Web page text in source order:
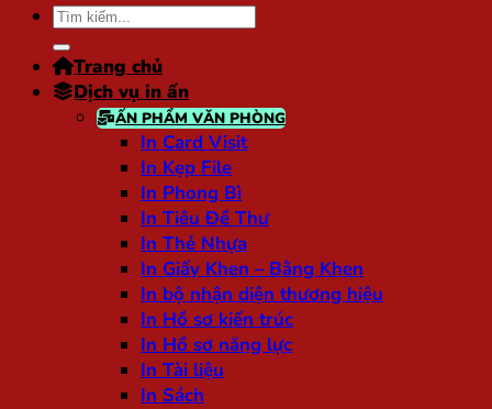
Tìm
kiếm:
Trang chủ
Dịch vụ in ấn
ẤN PHẨM VĂN PHÒNG
In Card Visit
In Kẹp File
In Phong Bì
In Tiêu Đề Thư
In Thẻ Nhựa
In Giấy Khen – Bằng Khen
In bộ nhận diện thương hiệu
In Hồ sơ kiến trúc
In Hồ sơ năng lực
In Tài liệu
In Sách